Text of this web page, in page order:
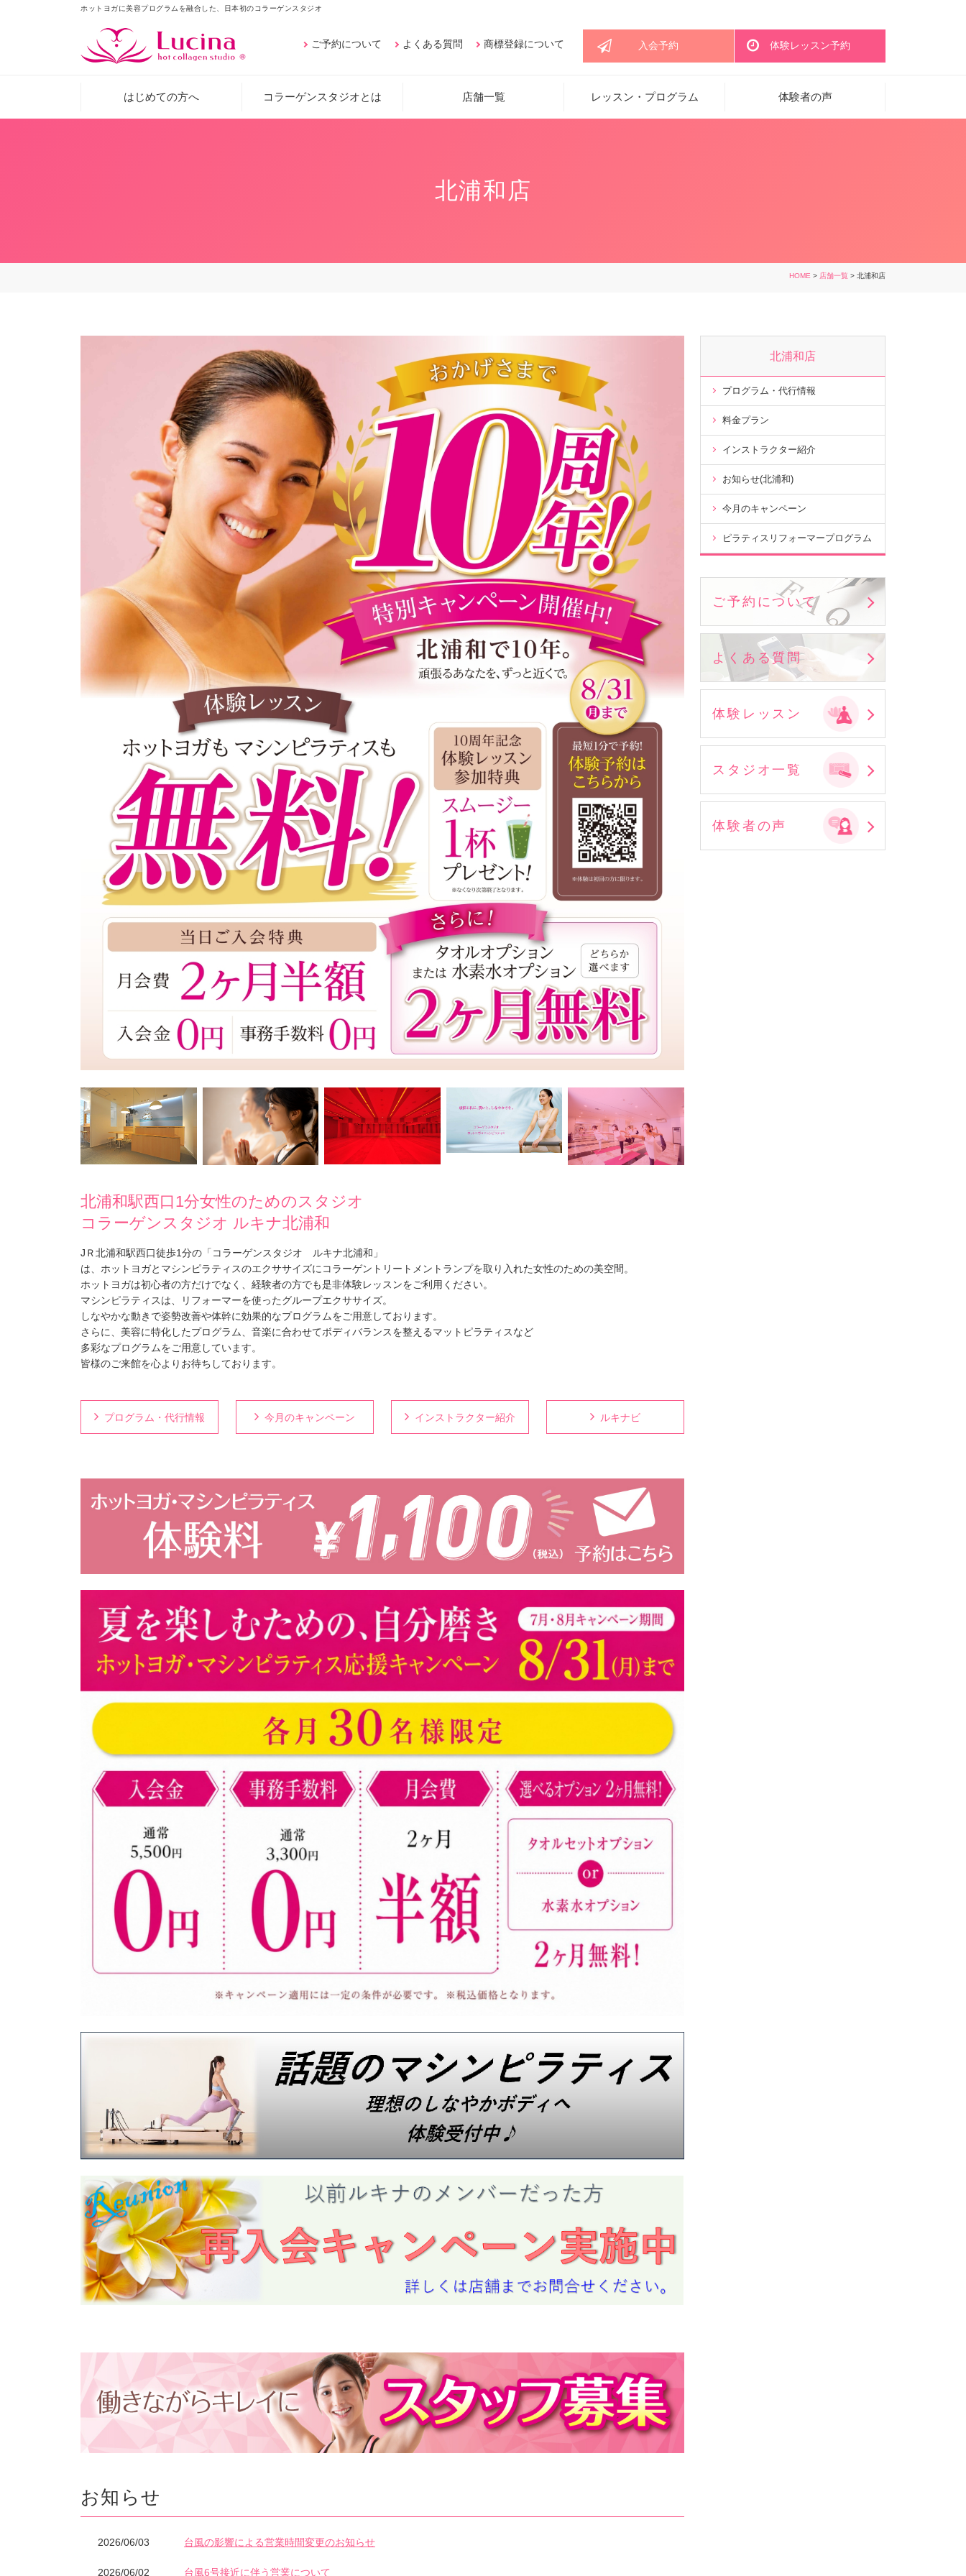
ホットヨガに美容プログラムを融合した、日本初のコラーゲンスタジオ
入会予約 体験レッスン予約
ご予約について よくある質問 商標登録について
はじめての方へ コラーゲンスタジオとは 店舗一覧 レッスン・プログラム 体験者の声
北浦和店
HOME > 店舗一覧 > 北浦和店
北浦和駅西口1分女性のためのスタジオ
コラーゲンスタジオ ルキナ北浦和
JＲ北浦和駅西口徒歩1分の「コラーゲンスタジオ ルキナ北浦和」
は、ホットヨガとマシンピラティスのエクササイズにコラーゲントリートメントランプを取り入れた女性のための美空間。
ホットヨガは初心者の方だけでなく、経験者の方でも是非体験レッスンをご利用ください。
マシンピラティスは、リフォーマーを使ったグループエクササイズ。
しなやかな動きで姿勢改善や体幹に効果的なプログラムをご用意しております。
さらに、美容に特化したプログラム、音楽に合わせてボディバランスを整えるマットピラティスなど
多彩なプログラムをご用意しています。
皆様のご来館を心よりお待ちしております。
プログラム・代行情報 今月のキャンペーン インストラクター紹介 ルキナビ
お知らせ
2026/06/03 台風の影響による営業時間変更のお知らせ
2026/06/02 台風6号接近に伴う営業について
北浦和店
プログラム・代行情報
料金プラン
インストラクター紹介
お知らせ(北浦和)
今月のキャンペーン
ピラティスリフォーマープログラム
ご予約について
よくある質問
体験レッスン
スタジオ一覧
体験者の声